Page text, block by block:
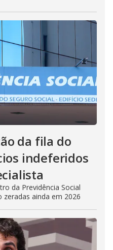
da fila do
indeferidos
da Previdência Social
ainda em 2026